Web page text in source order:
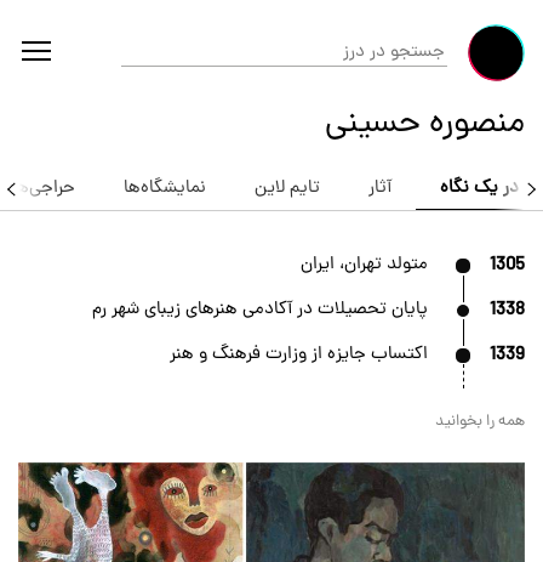
منصوره حسینی
در یک نگاه آثار تایم لاین نمایشگاه‌ها حراجی‌ها
1305 متولد تهران، ایران
1338 پایان تحصیلات در آکادمی هنرهای زیبای شهر رم
1339 اکتساب جایزه از وزارت فرهنگ و هنر
همه را بخوانید